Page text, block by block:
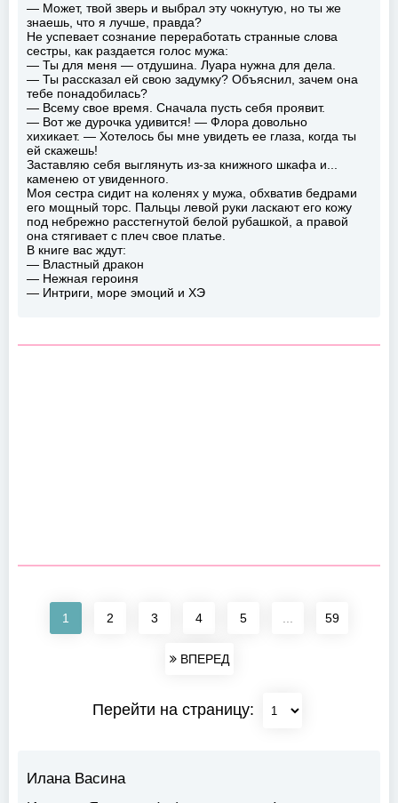
— Может, твой зверь и выбрал эту чокнутую, но ты же
знаешь, что я лучше, правда?
Не успевает сознание переработать странные слова
сестры, как раздается голос мужа:
— Ты для меня — отдушина. Луара нужна для дела.
— Ты рассказал ей свою задумку? Объяснил, зачем она
тебе понадобилась?
— Всему свое время. Сначала пусть себя проявит.
— Вот же дурочка удивится! — Флора довольно
хихикает. — Хотелось бы мне увидеть ее глаза, когда ты
ей скажешь!
Заставляю себя выглянуть из-за книжного шкафа и...
каменею от увиденного.
Моя сестра сидит на коленях у мужа, обхватив бедрами
его мощный торс. Пальцы левой руки ласкают его кожу
под небрежно расстегнутой белой рубашкой, а правой
она стягивает с плеч свое платье.
В книге вас ждут:
— Властный дракон
— Нежная героиня
— Интриги, море эмоций и ХЭ
1 2 3 4 5 59
ВПЕРЕД
Перейти на страницу:
Илана Васина